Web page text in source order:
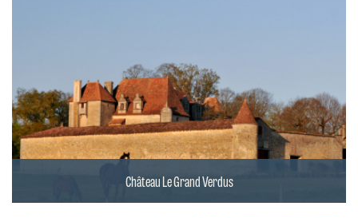
Château Le Grand Verdus